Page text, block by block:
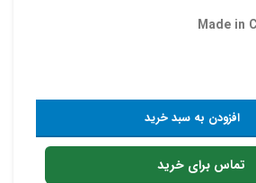
افزودن به سبد خرید
تماس برای خرید